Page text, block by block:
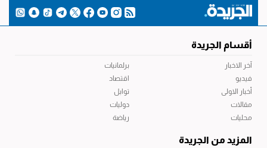
أقسام الجريدة
آخر الاخبار
فيديو
أخبار الاولى
مقالات
محليات
برلمانيات
اقتصاد
توابل
دوليات
رياضة
المزيد من الجريدة